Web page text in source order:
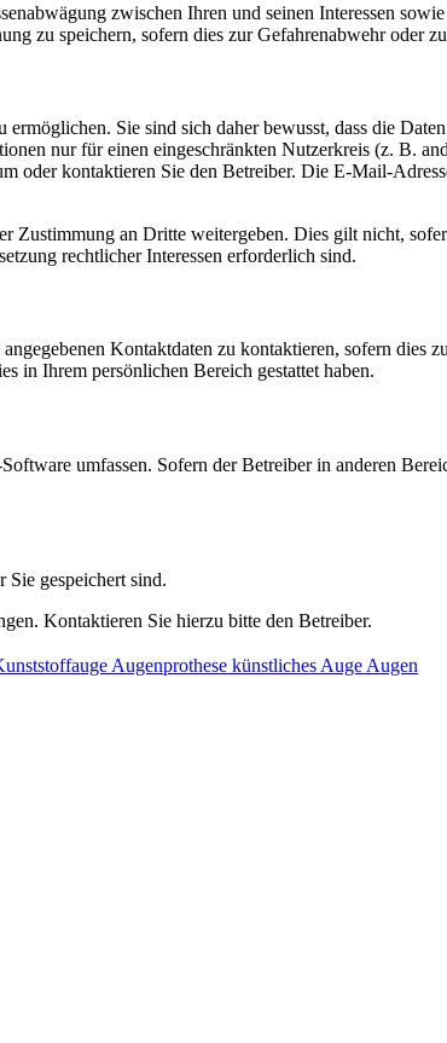
zwischen Ihren und seinen Interessen
zu speichern, sofern dies zur Gefahrenabwehr oder
ermöglichen. Sie sind sich daher bewusst, dass die
nur für einen eingeschränkten Nutzerkreis (z. B.
oder kontaktieren Sie den Betreiber. Die E-Mail-
Zustimmung an Dritte weitergeben. Dies gilt nicht,
rechtlicher Interessen erforderlich sind.
Kontaktdaten zu kontaktieren, sofern
in Ihrem persönlichen Bereich gestattet haben.
umfassen. Sofern der Betreiber in anderen
gespeichert sind.
Kontaktieren Sie hierzu bitte den Betreiber.
Augenprothese künstliches Auge Augen